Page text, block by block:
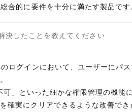
合的に要件を十分に満たす製品です
決したことを教えてください
ログインにおいて、ユーザーにパ
」といった細かな権限管理の機能
確実にクリアできるような改善でき